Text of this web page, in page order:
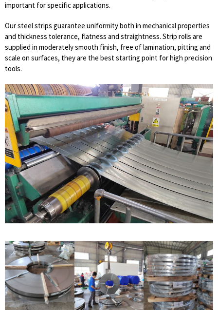
important for specific applications.
Our steel strips guarantee uniformity both in mechanical properties
and thickness tolerance, flatness and straightness. Strip rolls are
supplied in moderately smooth finish, free of lamination, pitting and
scale on surfaces, they are the best starting point for high precision
tools.